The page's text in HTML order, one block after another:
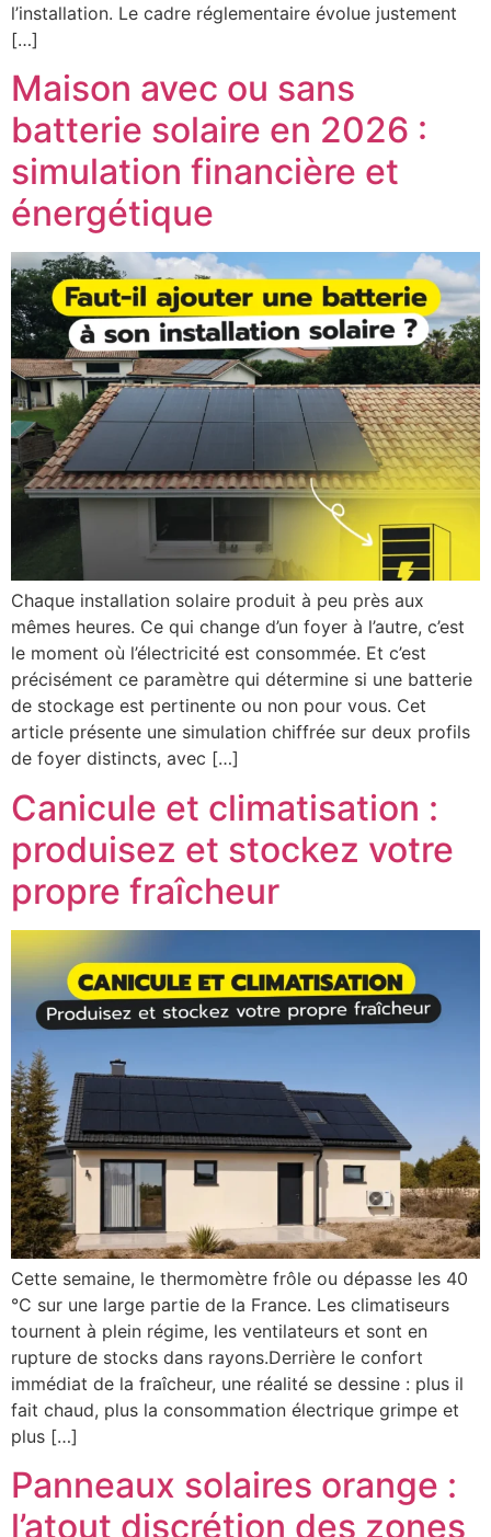
l’installation. Le cadre réglementaire évolue justement
[…]
Maison avec ou sans
batterie solaire en 2026 :
simulation financière et
énergétique
Chaque installation solaire produit à peu près aux
mêmes heures. Ce qui change d’un foyer à l’autre, c’est
le moment où l’électricité est consommée. Et c’est
précisément ce paramètre qui détermine si une batterie
de stockage est pertinente ou non pour vous. Cet
article présente une simulation chiffrée sur deux profils
de foyer distincts, avec […]
Canicule et climatisation :
produisez et stockez votre
propre fraîcheur
Cette semaine, le thermomètre frôle ou dépasse les 40
°C sur une large partie de la France. Les climatiseurs
tournent à plein régime, les ventilateurs et sont en
rupture de stocks dans rayons.Derrière le confort
immédiat de la fraîcheur, une réalité se dessine : plus il
fait chaud, plus la consommation électrique grimpe et
plus […]
Panneaux solaires orange :
l’atout discrétion des zones